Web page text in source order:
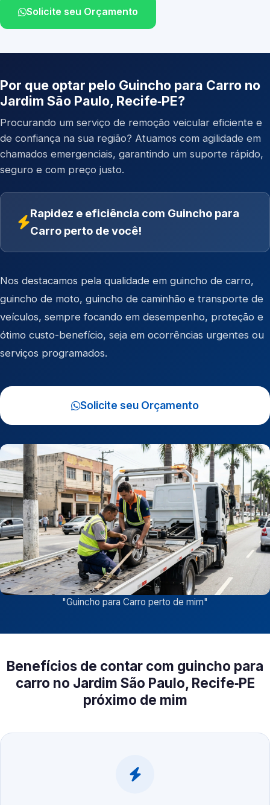
Solicite seu Orçamento
Por que optar pelo Guincho para Carro no
Jardim São Paulo, Recife‑PE?
Procurando um serviço de remoção veicular eficiente e
de confiança na sua região? Atuamos com agilidade em
chamados emergenciais, garantindo um suporte rápido,
seguro e com preço justo.
Rapidez e eficiência com Guincho para
Carro perto de você!
Nos destacamos pela qualidade em guincho de carro,
guincho de moto, guincho de caminhão e transporte de
veículos, sempre focando em desempenho, proteção e
ótimo custo-benefício, seja em ocorrências urgentes ou
serviços programados.
Solicite seu Orçamento
"Guincho para Carro perto de mim"
Benefícios de contar com guincho para
carro no Jardim São Paulo, Recife‑PE
próximo de mim